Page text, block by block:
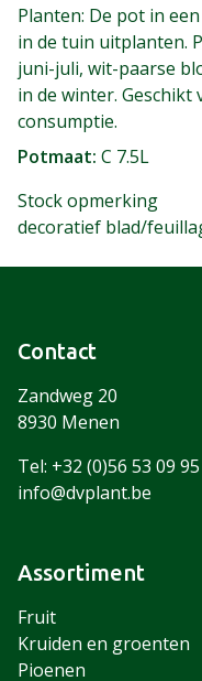
Planten: De pot in
in de tuin uitplanten.
juni-juli, wit-paarse
in de winter.
consumptie.
Potmaat C 7.5L
Stock opmerking
decoratief blad/
Contact
Zandweg 20
8930 Menen
Tel: +32 (0)56 53 09 95
info@dvplant.be
Assortiment
Fruit
Kruiden en groenten
Pioenen